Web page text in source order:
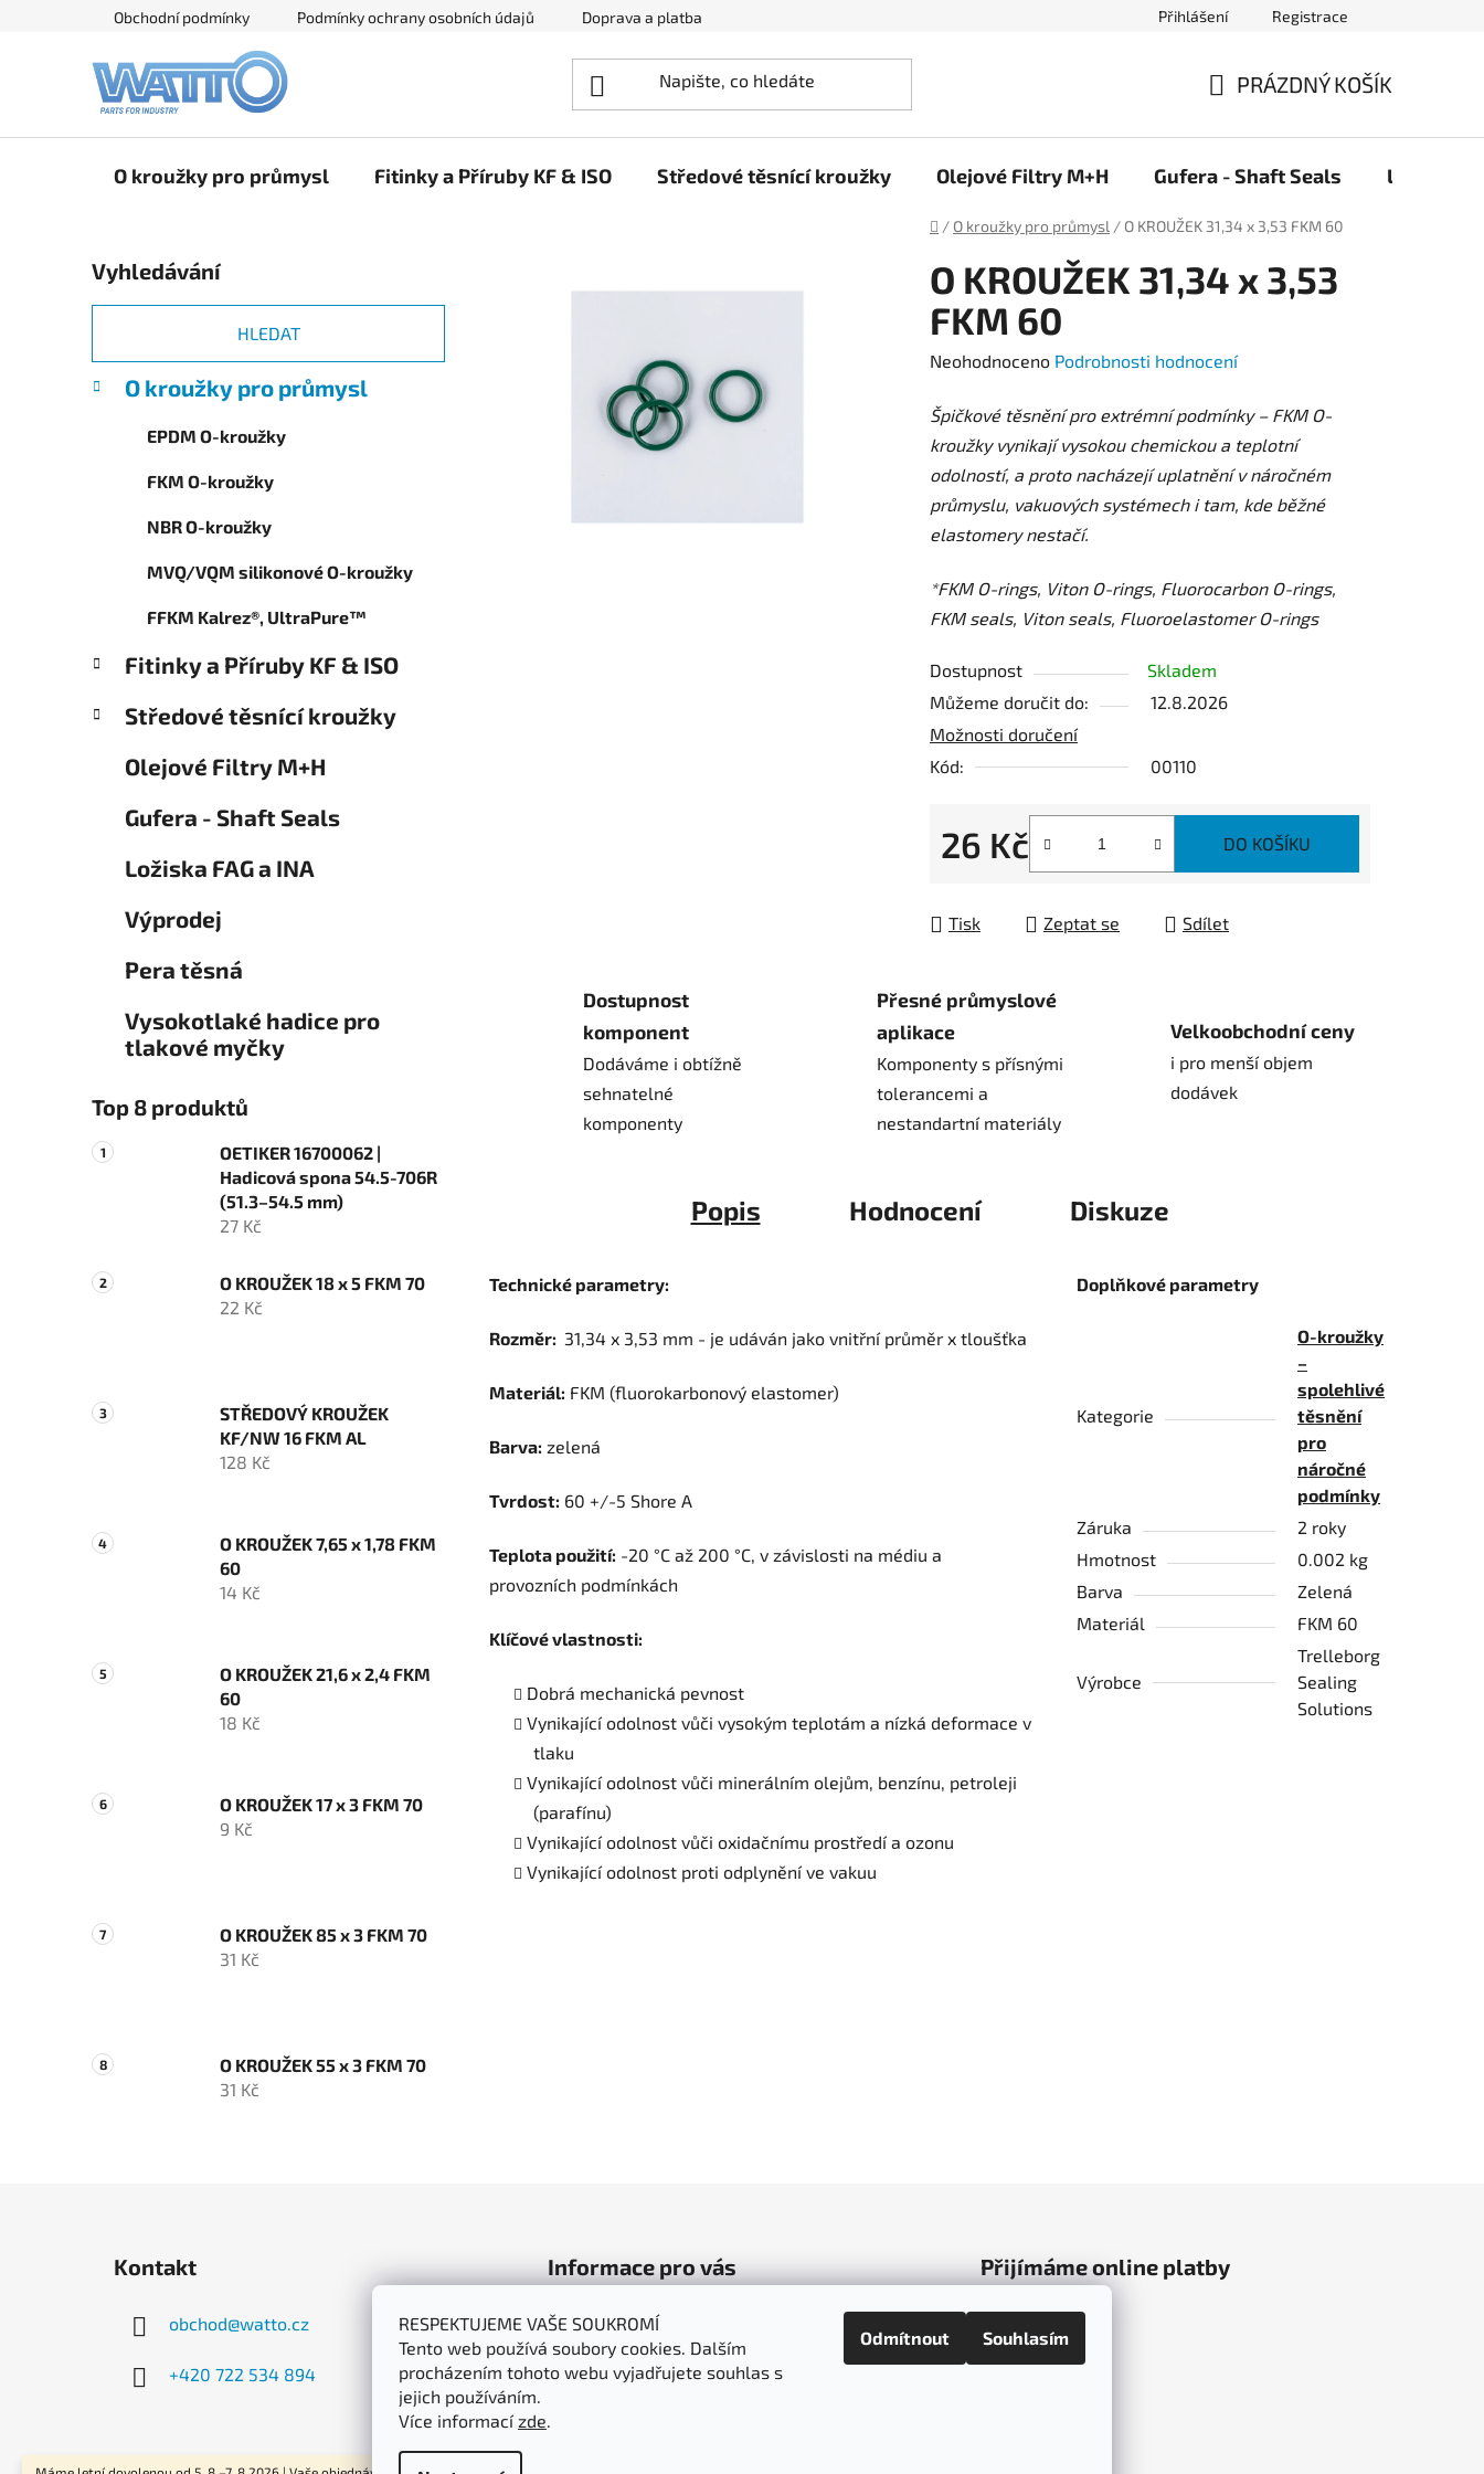
RESPEKTUJEME VAŠE SOUKROMÍ
Tento web používá soubory cookies. Dalším
procházením tohoto webu vyjadřujete souhlas s
jejich používáním.
Více informacízde.
Odmítnout Souhlasím
Obchodní podmínky Podmínky ochrany osobních údajů Doprava a platba Přihlášení Registrace
KOŠÍK
PRÁZDNÝ KOŠÍK
O kroužky pro průmysl Fitinky a Příruby KF & ISO Středové těsnící kroužky Olejové Filtry M+H Gufera - Shaft Seals Ložiska
Domů
/ O kroužky pro průmysl / O KROUŽEK 31,34 x 3,53 FKM 60
o
s
r
a
Vyhledávání
HLEDAT
kategorie
K
a
O kroužky pro průmysl
EPDM O-kroužky
FKM O-kroužky
NBR O-kroužky
MVQ/VQM silikonové O-kroužky
FFKM Kalrez®, UltraPure™
Fitinky a Příruby KF & ISO
Středové těsnící kroužky
Olejové Filtry M+H
Gufera - Shaft Seals
Ložiska FAG a INA
Výprodej
Pera těsná
Vysokotlaké hadice pro
tlakové myčky
Top 8 produktů
OETIKER 16700062 |
Hadicová spona 54.5-706R
(51.3–54.5 mm)
27 Kč
O KROUŽEK 18 x 5 FKM 70
22 Kč
STŘEDOVÝ KROUŽEK
KF/NW 16 FKM AL
128 Kč
O KROUŽEK 7,65 x 1,78 FKM
60
14 Kč
O KROUŽEK 21,6 x 2,4 FKM
60
18 Kč
O KROUŽEK 17 x 3 FKM 70
9 Kč
O KROUŽEK 85 x 3 FKM 70
31 Kč
O KROUŽEK 55 x 3 FKM 70
31 Kč
O KROUŽEK 31,34 x 3,53
FKM 60
Průměrné
produktu
je
0,0
z
5
Neohodnoceno Podrobnosti hodnocení
Špičkové těsnění pro extrémní podmínky – FKM O-
kroužky vynikají vysokou chemickou a teplotní
odolností, a proto nacházejí uplatnění v náročném
průmyslu, vakuových systémech i tam, kde běžné
elastomery nestačí.
*FKM O-rings, Viton O-rings, Fluorocarbon O-rings,
FKM seals, Viton seals, Fluoroelastomer O-rings
Dostupnost
Skladem
Můžeme doručit do:
12.8.2026
Možnosti doručení
Kód:
00110
26 Kč
Měrná cena:
DO KOŠÍKU
Tisk Zeptat se Sdílet
Dostupnost
komponent
Dodáváme i obtížně
sehnatelné
komponenty
Přesné průmyslové
aplikace
Komponenty s přísnými
tolerancemi a
nestandartní materiály
Velkoobchodní ceny
i pro menší objem
dodávek
Popis Hodnocení Diskuze
Technické parametry:
Rozměr: 31,34 x 3,53 mm - je udáván jako vnitřní průměr x tloušťka
Materiál: FKM (fluorokarbonový elastomer)
Barva: zelená
Tvrdost: 60 +/-5 Shore A
Teplota použití: -20 °C až 200 °C, v závislosti na médiu a
provozních podmínkách
Klíčové vlastnosti:
Dobrá mechanická pevnost
Vynikající odolnost vůči vysokým teplotám a nízká deformace v
tlaku
Vynikající odolnost vůči minerálním olejům, benzínu, petroleji
(parafínu)
Vynikající odolnost vůči oxidačnímu prostředí a ozonu
Vynikající odolnost proti odplynění ve vakuu
Doplňkové parametry
Kategorie
O-kroužky
–
spolehlivé
těsnění
pro
náročné
podmínky
Záruka
2 roky
Hmotnost
0.002 kg
Barva
Zelená
Materiál
FKM 60
Výrobce
Trelleborg
Sealing
Solutions
Kontakt
obchod@watto.cz
+420 722 534 894
Informace pro vás
Obchodní podmínky
Podmínky ochrany osobních údajů
Doprava a platba
Přijímáme online platby